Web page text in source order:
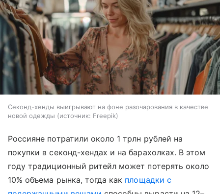
Секонд-хенды выигрывают на фоне разочарования в качестве
новой одежды
источник: Freepik
Россияне потратили около 1 трлн рублей на
покупки в секонд-хендах и на барахолках. В этом
году традиционный ритейл может потерять около
10% объема рынка, тогда как площадки с